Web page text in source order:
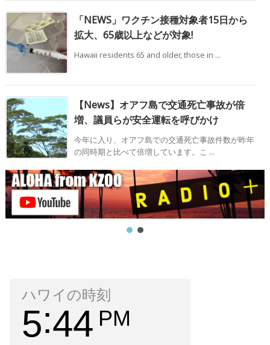
「NEWS」ワクチン接種対象者15日から
拡大、65歳以上などが対象!
Hawaii residents 65 and older, those in ...
【News】オアフ島で交通死亡事故が倍
増、議員らが安全運転を呼びかけ
今年に入り、オアフ島での交通死亡事故件数が昨年
の同時期と比べて倍増しています。こ ...
ハワイの時刻
5 44 PM